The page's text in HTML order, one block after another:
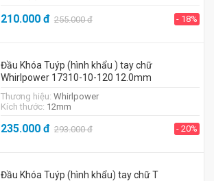
210.000đ 255.000đ - 18%
Đầu Khóa Tuýp (hình khẩu ) tay chữ
Whirlpower 17310-10-120 12.0mm
Thương hiệu: Whirlpower
Kích thước: 12mm
235.000đ 293.000đ - 20%
Đầu Khóa Tuýp (hình khẩu) tay chữ T